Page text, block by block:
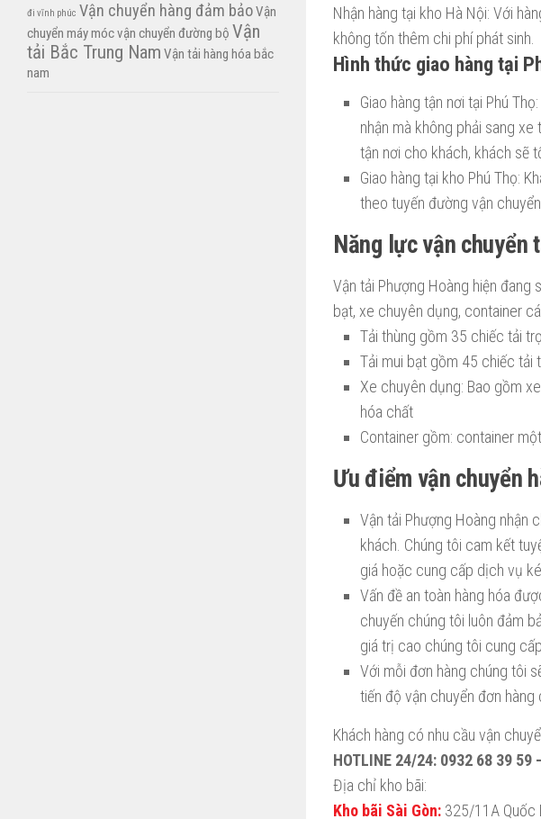
Nhận hàng tại kho Hà Nội: Với
không tốn thêm chi phí phát sinh.
Hình thức giao hàng tại
Giao hàng tận nơi tại Phú
nhận mà không phải sang
tận nơi cho khách, khách sẽ
Giao hàng tại kho Phú Thọ:
theo tuyến đường vận
Năng lực vận chuyển
Vận tải Phượng Hoàng hiện
bạt, xe chuyên dụng, container
Tải thùng gồm 35 chiếc tải
Tải mui bạt gồm 45 chiếc tải
Xe chuyên dụng: Bao gồm
hóa chất
Container gồm: container
Ưu điểm vận chuyển
Vận tải Phượng Hoàng nhận
khách. Chúng tôi cam kết
giá hoặc cung cấp dịch vụ
Vấn đề an toàn hàng hóa
chuyến chúng tôi luôn đảm
giá trị cao chúng tôi cung
Với mỗi đơn hàng chúng tôi
tiến độ vận chuyển đơn hàng
Khách hàng có nhu cầu vận
HOTLINE 24/24: 0932 68 39 59
Địa chỉ kho bãi:
Kho bãi Sài Gòn: 325/11A Quốc
đi vĩnh phúc Vận chuyển hàng đảm bảoVận
chuyển máy mócvận chuyển đường bộ Vận
tải Bắc Trung Nam Vận tải hàng hóa bắc
nam